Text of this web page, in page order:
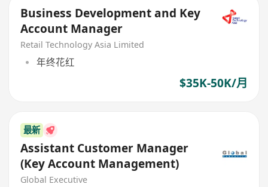
Business Development and Key
Account Manager
Retail Technology Asia Limited
年终花红
$35K-50K/月
最新
Assistant Customer Manager
(Key Account Management)
Global Executive